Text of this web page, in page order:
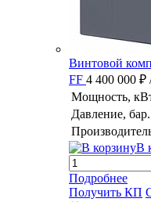
Винтовой
FF 4 400 000 ₽
Мощность,
Давление, бар.
В
Подробнее
Получить КП